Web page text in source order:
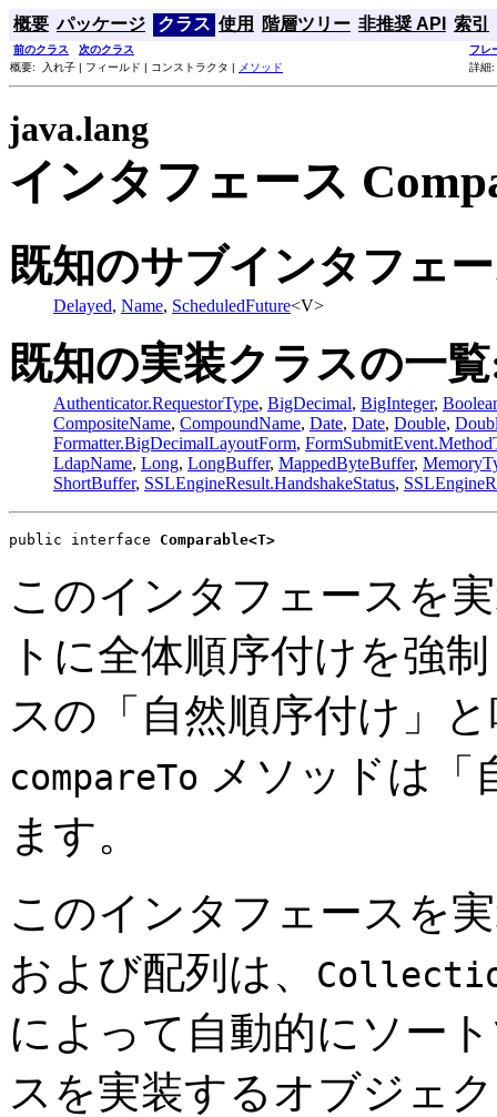
概要 パッケージ クラス 使用 階層ツリー 非推奨 API 索引
前のクラス 次のクラス
フレ
概要: 入れ子 | フィールド | コンストラクタ |
メソッド 詳細
java.lang
インタフェース
既知のサブインタフェ
Delayed, Name, ScheduledFuture<V>
既知の実装クラスの一
Authenticator.RequestorType, BigDecimal, BigInteger,
CompositeName, CompoundName, Date, Date, Double,
Formatter.BigDecimalLayoutForm,
LdapName, Long, LongBuffer, MappedByteBuffer,
ShortBuffer, SSLEngineResult.HandshakeStatus,
public interface Comparable<T>
このインタフェースを
トに全体順序付けを強
スの「自然順序付け」
compareTo メソッドは「
ます。
このインタフェースを
および配列は、
によって自動的にソー
スを実装するオブジェ